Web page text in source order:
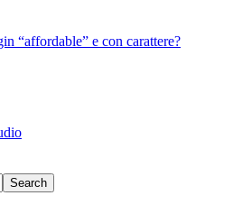
“affordable” e con carattere?